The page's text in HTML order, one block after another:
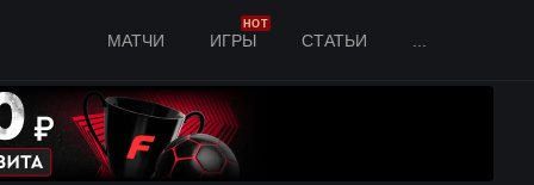
МАТЧИ ИГРЫ
HOT
СТАТЬИ